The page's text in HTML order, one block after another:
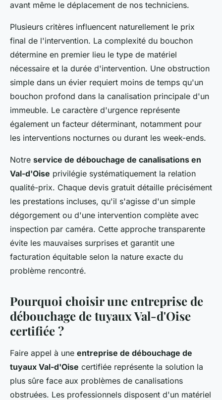
avant même le déplacement de nos techniciens.
Plusieurs critères influencent naturellement le prix
final de l'intervention. La complexité du bouchon
détermine en premier lieu le type de matériel
nécessaire et la durée d'intervention. Une obstruction
simple dans un évier requiert moins de temps qu'un
bouchon profond dans la canalisation principale d'un
immeuble. Le caractère d'urgence représente
également un facteur déterminant, notamment pour
les interventions nocturnes ou durant les week-ends.
Notre service de débouchage de canalisations en
Val-d'Oise privilégie systématiquement la relation
qualité-prix. Chaque devis gratuit détaille précisément
les prestations incluses, qu'il s'agisse d'un simple
dégorgement ou d'une intervention complète avec
inspection par caméra. Cette approche transparente
évite les mauvaises surprises et garantit une
facturation équitable selon la nature exacte du
problème rencontré.
Pourquoi choisir une entreprise de
débouchage de tuyaux Val-d'Oise
certifiée ?
Faire appel à une entreprise de débouchage de
tuyaux Val-d'Oise certifiée représente la solution la
plus sûre face aux problèmes de canalisations
obstruées. Les professionnels disposent d'un matériel